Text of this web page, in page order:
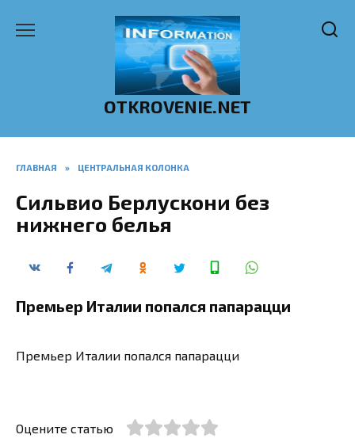
OTKROVENIE.NET
ГЛАВНАЯ » ЦЕНТРАЛЬНАЯ КОЛОНКА
Сильвио Берлускони без
нижнего белья
Премьер Италии попался папарацци
Премьер Италии попался папарацци
Оцените статью